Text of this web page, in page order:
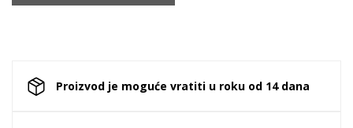
Proizvod je moguće vratiti u roku od 14 dana